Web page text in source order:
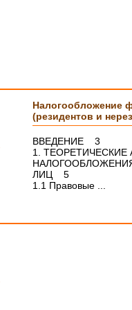
Налогообложение
(резидентов и
ВВЕДЕНИЕ 3
1. ТЕОРЕТИЧЕСКИЕ
ЛИЦ 5
1.1 Правовые ...